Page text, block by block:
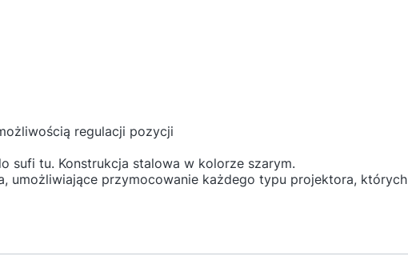
regulacji pozycji
sufi tu. Konstrukcja stalowa w kolorze szarym.
umożliwiające przymocowanie każdego typu projektora, których